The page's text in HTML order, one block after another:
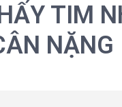
TIM
NẶNG